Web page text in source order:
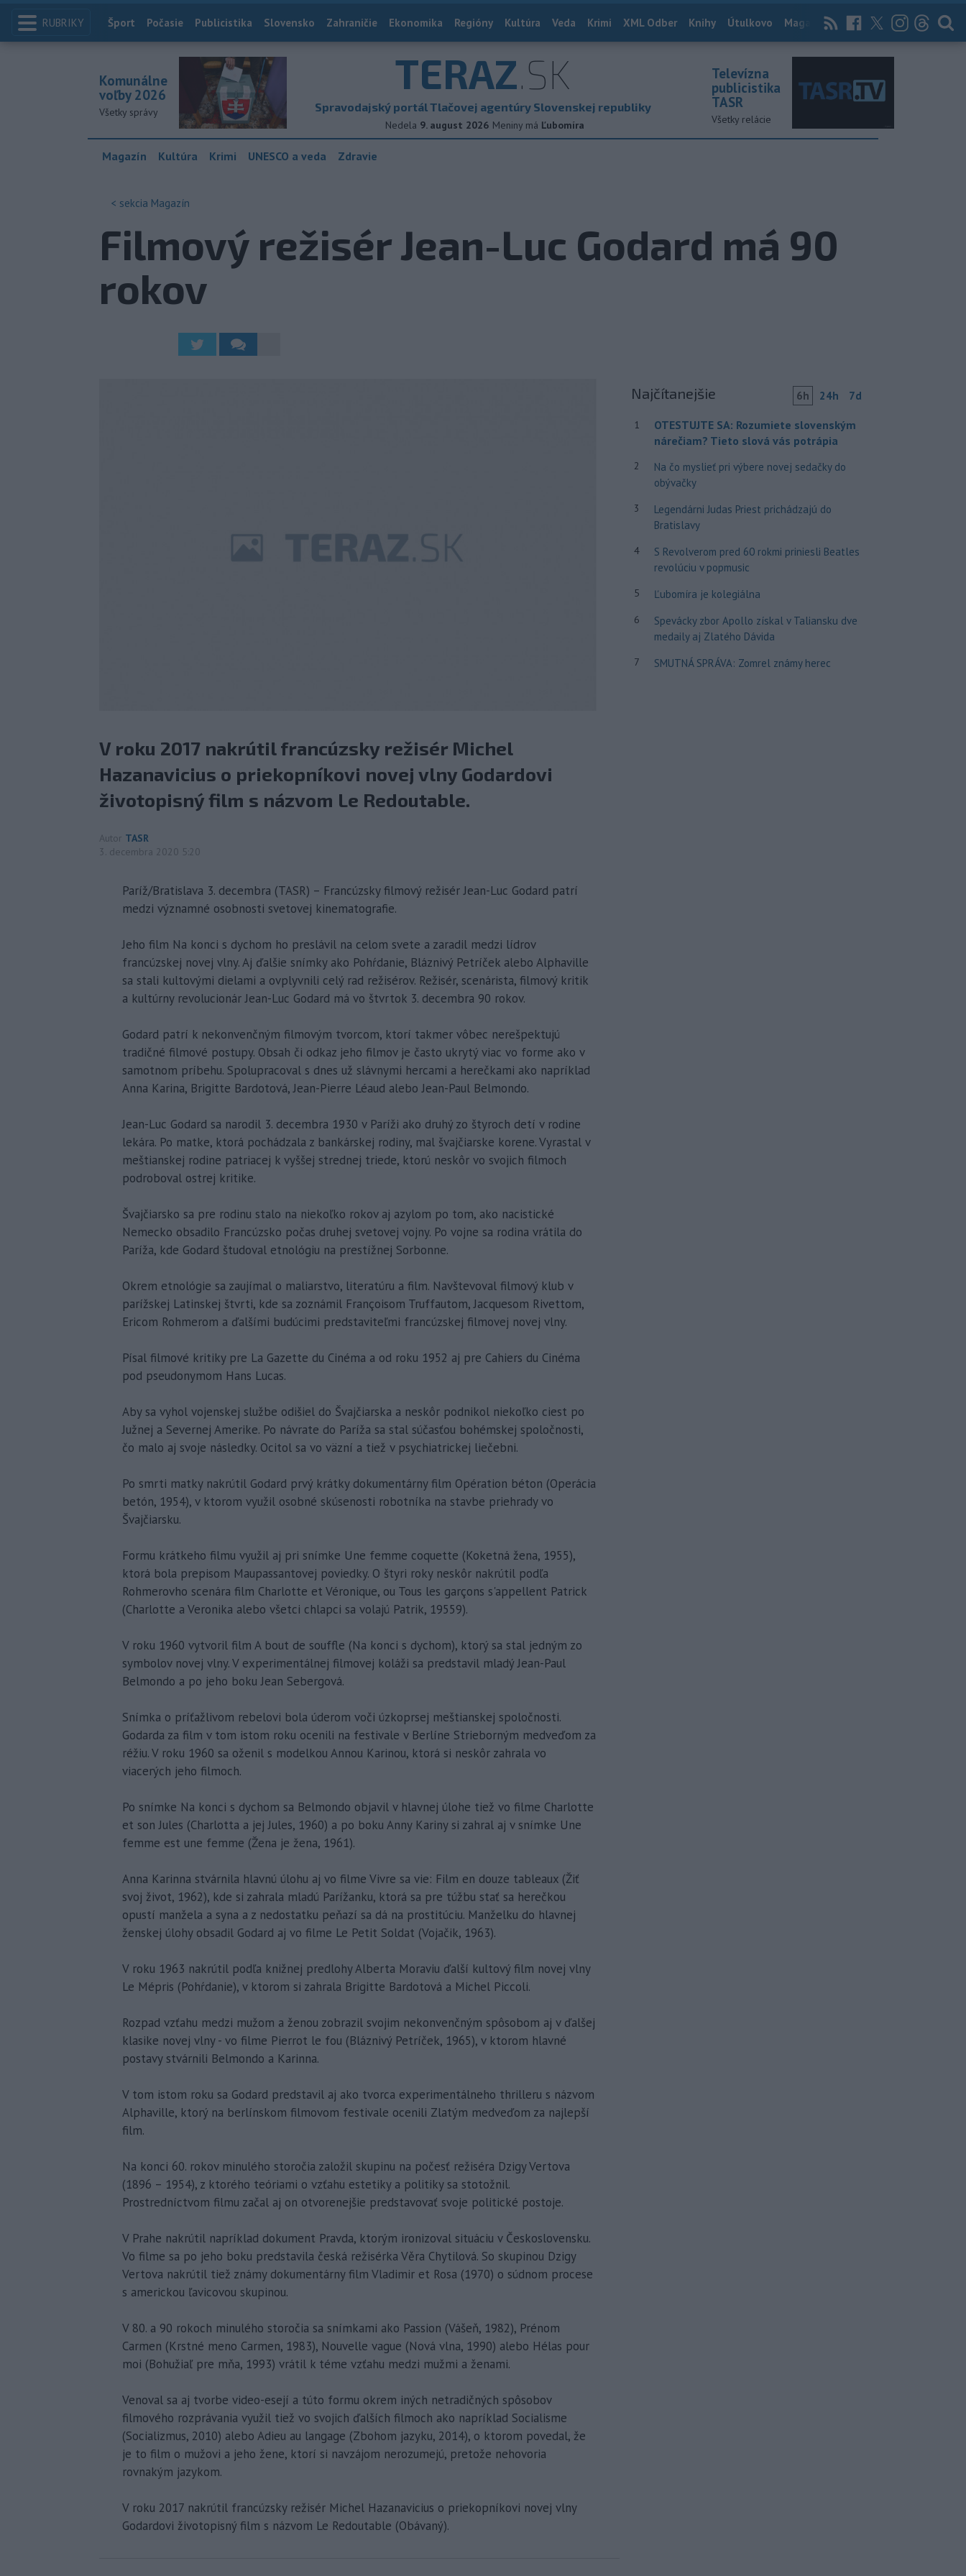
RUBRIKY Index
Šport Počasie Publicistika Slovensko Zahraničie Ekonomika Regióny Kultúra Veda Krimi XML Odber Knihy Útulkovo Magazín News Now Archív
TERAZ.SK
Spravodajský portál Tlačovej agentúry Slovenskej republiky
Nedela 9. august 2026 Meniny má Ľubomíra
Komunálne
voľby 2026
Všetky správy
Televízna
publicistika
TASR
Všetky relácie
Magazín Kultúra Krimi UNESCO a veda Zdravie
< sekcia Magazín
Filmový režisér Jean-Luc Godard má 90
rokov
V roku 2017 nakrútil francúzsky režisér Michel
Hazanavicius o priekopníkovi novej vlny Godardovi
životopisný film s názvom Le Redoutable.
Autor TASR
3. decembra 2020 5:20
Paríž/Bratislava 3. decembra (TASR) – Francúzsky filmový režisér Jean-Luc Godard patrí
medzi významné osobnosti svetovej kinematografie.
Jeho film Na konci s dychom ho preslávil na celom svete a zaradil medzi lídrov
francúzskej novej vlny. Aj ďalšie snímky ako Pohŕdanie, Bláznivý Petríček alebo Alphaville
sa stali kultovými dielami a ovplyvnili celý rad režisérov. Režisér, scenárista, filmový kritik
a kultúrny revolucionár Jean-Luc Godard má vo štvrtok 3. decembra 90 rokov.
Godard patrí k nekonvenčným filmovým tvorcom, ktorí takmer vôbec nerešpektujú
tradičné filmové postupy. Obsah či odkaz jeho filmov je často ukrytý viac vo forme ako v
samotnom príbehu. Spolupracoval s dnes už slávnymi hercami a herečkami ako napríklad
Anna Karina, Brigitte Bardotová, Jean-Pierre Léaud alebo Jean-Paul Belmondo.
Jean-Luc Godard sa narodil 3. decembra 1930 v Paríži ako druhý zo štyroch detí v rodine
lekára. Po matke, ktorá pochádzala z bankárskej rodiny, mal švajčiarske korene. Vyrastal v
meštianskej rodine patriacej k vyššej strednej triede, ktorú neskôr vo svojich filmoch
podroboval ostrej kritike.
Švajčiarsko sa pre rodinu stalo na niekoľko rokov aj azylom po tom, ako nacistické
Nemecko obsadilo Francúzsko počas druhej svetovej vojny. Po vojne sa rodina vrátila do
Paríža, kde Godard študoval etnológiu na prestížnej Sorbonne.
Okrem etnológie sa zaujímal o maliarstvo, literatúru a film. Navštevoval filmový klub v
parížskej Latinskej štvrti, kde sa zoznámil Françoisom Truffautom, Jacquesom Rivettom,
Ericom Rohmerom a ďalšími budúcimi predstaviteľmi francúzskej filmovej novej vlny.
Písal filmové kritiky pre La Gazette du Cinéma a od roku 1952 aj pre Cahiers du Cinéma
pod pseudonymom Hans Lucas.
Aby sa vyhol vojenskej službe odišiel do Švajčiarska a neskôr podnikol niekoľko ciest po
Južnej a Severnej Amerike. Po návrate do Paríža sa stal súčasťou bohémskej spoločnosti,
čo malo aj svoje následky. Ocitol sa vo väzní a tiež v psychiatrickej liečebni.
Po smrti matky nakrútil Godard prvý krátky dokumentárny film Opération béton (Operácia
betón, 1954), v ktorom využil osobné skúsenosti robotníka na stavbe priehrady vo
Švajčiarsku.
Formu krátkeho filmu využil aj pri snímke Une femme coquette (Koketná žena, 1955),
ktorá bola prepisom Maupassantovej poviedky. O štyri roky neskôr nakrútil podľa
Rohmerovho scenára film Charlotte et Véronique, ou Tous les garçons s'appellent Patrick
(Charlotte a Veronika alebo všetci chlapci sa volajú Patrik, 19559).
V roku 1960 vytvoril film A bout de souffle (Na konci s dychom), ktorý sa stal jedným zo
symbolov novej vlny. V experimentálnej filmovej koláži sa predstavil mladý Jean-Paul
Belmondo a po jeho boku Jean Sebergová.
Snímka o príťažlivom rebelovi bola úderom voči úzkoprsej meštianskej spoločnosti.
Godarda za film v tom istom roku ocenili na festivale v Berlíne Strieborným medveďom za
réžiu. V roku 1960 sa oženil s modelkou Annou Karinou, ktorá si neskôr zahrala vo
viacerých jeho filmoch.
Po snímke Na konci s dychom sa Belmondo objavil v hlavnej úlohe tiež vo filme Charlotte
et son Jules (Charlotta a jej Jules, 1960) a po boku Anny Kariny si zahral aj v snímke Une
femme est une femme (Žena je žena, 1961).
Anna Karinna stvárnila hlavnú úlohu aj vo filme Vivre sa vie: Film en douze tableaux (Žiť
svoj život, 1962), kde si zahrala mladú Parížanku, ktorá sa pre túžbu stať sa herečkou
opustí manžela a syna a z nedostatku peňazí sa dá na prostitúciu. Manželku do hlavnej
ženskej úlohy obsadil Godard aj vo filme Le Petit Soldat (Vojačik, 1963).
V roku 1963 nakrútil podľa knižnej predlohy Alberta Moraviu ďalší kultový film novej vlny
Le Mépris (Pohŕdanie), v ktorom si zahrala Brigitte Bardotová a Michel Piccoli.
Rozpad vzťahu medzi mužom a ženou zobrazil svojim nekonvenčným spôsobom aj v ďalšej
klasike novej vlny - vo filme Pierrot le fou (Bláznivý Petríček, 1965), v ktorom hlavné
postavy stvárnili Belmondo a Karinna.
V tom istom roku sa Godard predstavil aj ako tvorca experimentálneho thrilleru s názvom
Alphaville, ktorý na berlínskom filmovom festivale ocenili Zlatým medveďom za najlepší
film.
Na konci 60. rokov minulého storočia založil skupinu na počesť režiséra Dzigy Vertova
(1896 – 1954), z ktorého teóriami o vzťahu estetiky a politiky sa stotožnil.
Prostredníctvom filmu začal aj on otvorenejšie predstavovať svoje politické postoje.
V Prahe nakrútil napríklad dokument Pravda, ktorým ironizoval situáciu v Československu.
Vo filme sa po jeho boku predstavila česká režisérka Věra Chytilová. So skupinou Dzigy
Vertova nakrútil tiež známy dokumentárny film Vladimir et Rosa (1970) o súdnom procese
s americkou ľavicovou skupinou.
V 80. a 90 rokoch minulého storočia sa snímkami ako Passion (Vášeň, 1982), Prénom
Carmen (Krstné meno Carmen, 1983), Nouvelle vague (Nová vlna, 1990) alebo Hélas pour
moi (Bohužiaľ pre mňa, 1993) vrátil k téme vzťahu medzi mužmi a ženami.
Venoval sa aj tvorbe video-esejí a túto formu okrem iných netradičných spôsobov
filmového rozprávania využil tiež vo svojich ďalších filmoch ako napríklad Socialisme
(Socializmus, 2010) alebo Adieu au langage (Zbohom jazyku, 2014), o ktorom povedal, že
je to film o mužovi a jeho žene, ktorí si navzájom nerozumejú, pretože nehovoria
rovnakým jazykom.
V roku 2017 nakrútil francúzsky režisér Michel Hazanavicius o priekopníkovi novej vlny
Godardovi životopisný film s názvom Le Redoutable (Obávaný).
Najčítanejšie 6h 24h 7d
1
OTESTUJTE SA: Rozumiete slovenským
nárečiam? Tieto slová vás potrápia
2
Na čo myslieť pri výbere novej sedačky do
obývačky
3
Legendárni Judas Priest prichádzajú do
Bratislavy
4
S Revolverom pred 60 rokmi priniesli Beatles
revolúciu v popmusic
5 Ľubomíra je kolegiálna
6
Spevácky zbor Apollo získal v Taliansku dve
medaily aj Zlatého Dávida
7 SMUTNÁ SPRÁVA: Zomrel známy herec